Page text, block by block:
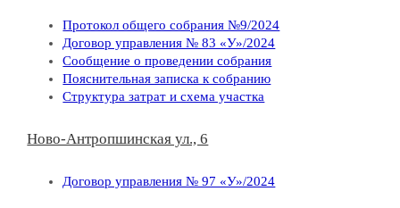
Протокол общего собрания №9/2024
Договор управления № 83 «У»/2024
Сообщение о проведении собрания
Пояснительная записка к собранию
Структура затрат и схема участка
Ново-Антропшинская ул., 6
Договор управления № 97 «У»/2024